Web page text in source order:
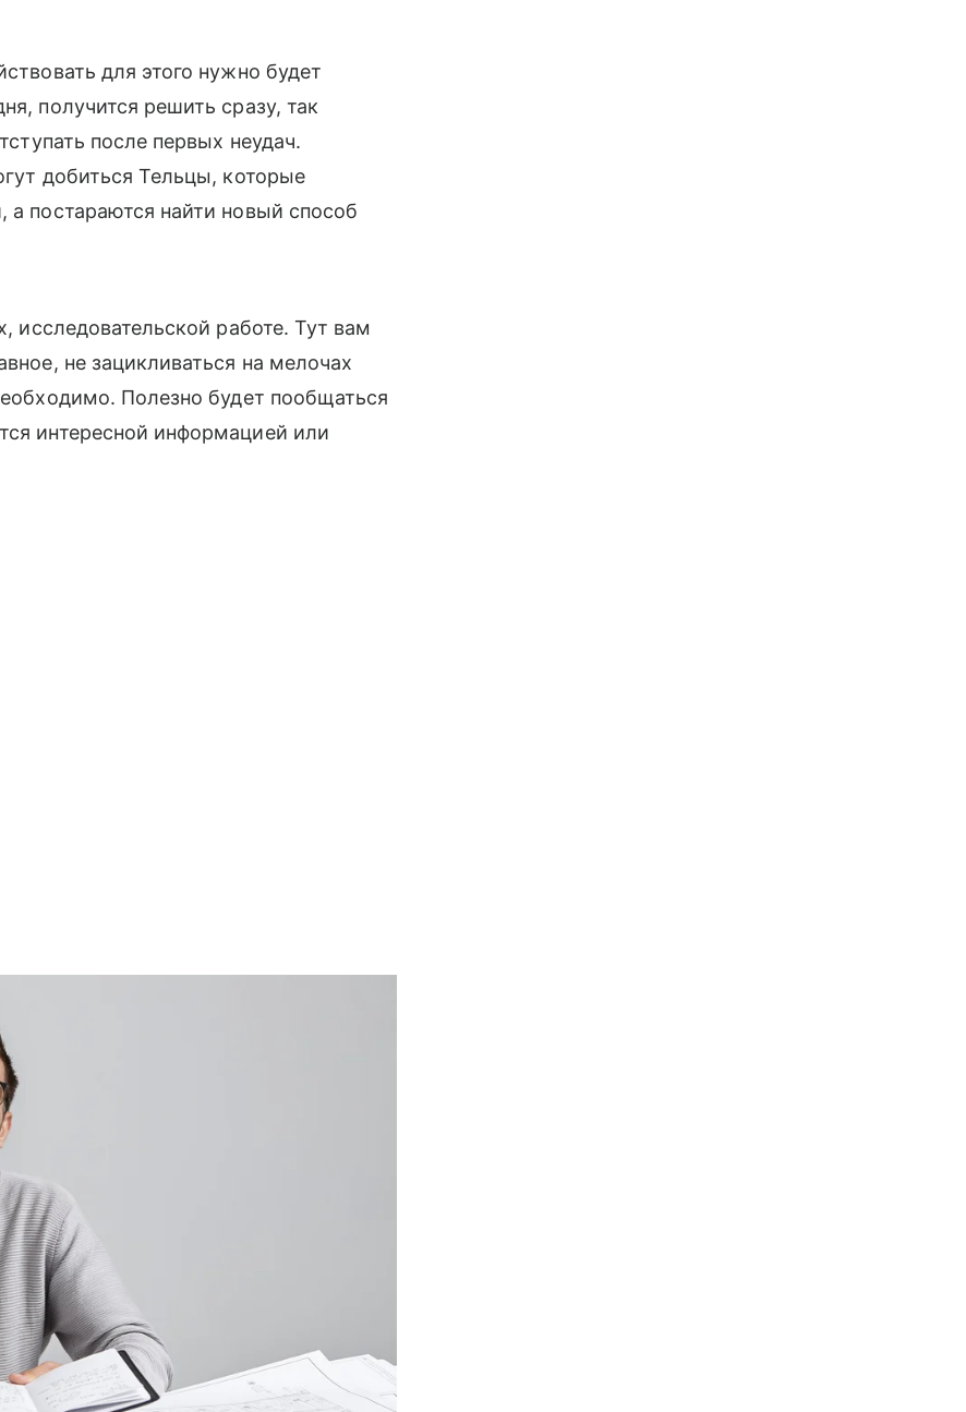
для этого нужно будет
получится решить сразу, так
после первых неудач.
добиться Тельцы, которые
постараются найти новый способ
исследовательской работе. Тут вам
не зацикливаться на мелочах
Полезно будет пообщаться
интересной информацией или